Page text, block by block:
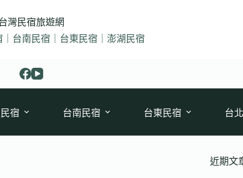
灣民宿旅遊網
台南民宿｜台東民宿｜澎湖民宿
宿 台南民宿 台東民宿 台
近期文